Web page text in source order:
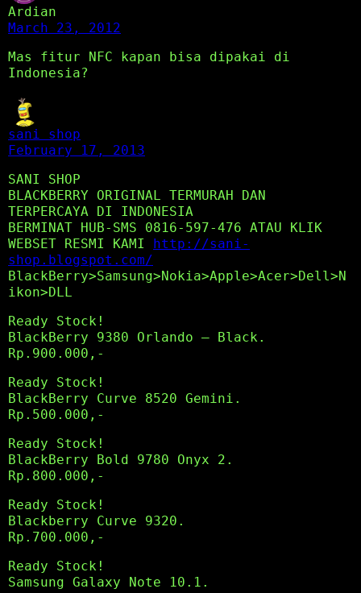
Ardian
March 23, 2012
Mas fitur NFC kapan bisa dipakai di
Indonesia?
sani shop
February 17, 2013
SANI SHOP
BLACKBERRY ORIGINAL TERMURAH DAN
TERPERCAYA DI INDONESIA
BERMINAT HUB-SMS 0816-597-476 ATAU KLIK
WEBSET RESMI KAMI
http://sani-
shop.blogspot.com/
BlackBerry>Samsung>Nokia>Apple>Acer>Dell>N
ikon>DLL
Ready Stock!
BlackBerry 9380 Orlando – Black.
Rp.900.000,-
Ready Stock!
BlackBerry Curve 8520 Gemini.
Rp.500.000,-
Ready Stock!
BlackBerry Bold 9780 Onyx 2.
Rp.800.000,-
Ready Stock!
Blackberry Curve 9320.
Rp.700.000,-
Ready Stock!
Samsung Galaxy Note 10.1.